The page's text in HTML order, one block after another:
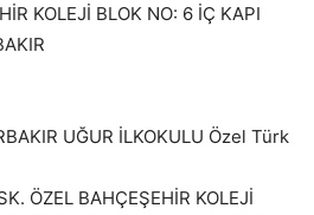
KOLEJİ BLOK NO: 6 İÇ KAPI
UĞUR İLKOKULU Özel Türk
ÖZEL BAHÇEŞEHİR KOLEJİ